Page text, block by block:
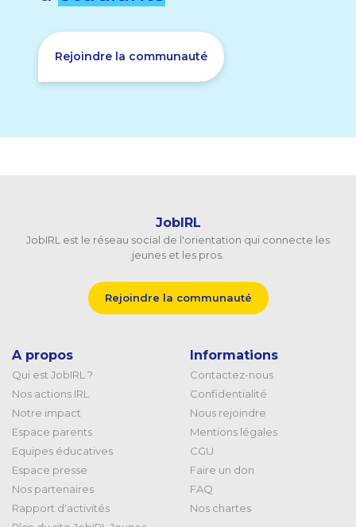
Rejoindre la communauté
JobIRL
JobIRL est le réseau social de l'orientation qui connecte les
jeunes et les pros.
Rejoindre la communauté
A propos
Qui est JobIRL ?
Nos actions IRL
Notre impact
Espace parents
Equipes éducatives
Espace presse
Nos partenaires
Rapport d'activités
Informations
Contactez-nous
Confidentialité
Nous rejoindre
Mentions légales
CGU
Faire un don
FAQ
Nos chartes